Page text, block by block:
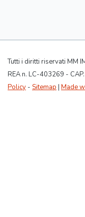
Tutti i diritti riservati MM
REA n. LC-403269 -
Policy - Sitemap | Made